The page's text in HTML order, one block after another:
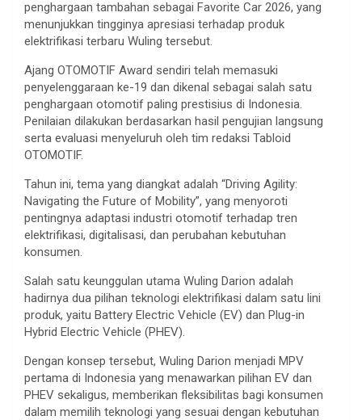
penghargaan tambahan sebagai Favorite Car 2026, yang
menunjukkan tingginya apresiasi terhadap produk
elektrifikasi terbaru Wuling tersebut.
Ajang OTOMOTIF Award sendiri telah memasuki
penyelenggaraan ke-19 dan dikenal sebagai salah satu
penghargaan otomotif paling prestisius di Indonesia.
Penilaian dilakukan berdasarkan hasil pengujian langsung
serta evaluasi menyeluruh oleh tim redaksi Tabloid
OTOMOTIF.
Tahun ini, tema yang diangkat adalah “Driving Agility:
Navigating the Future of Mobility”, yang menyoroti
pentingnya adaptasi industri otomotif terhadap tren
elektrifikasi, digitalisasi, dan perubahan kebutuhan
konsumen.
Salah satu keunggulan utama Wuling Darion adalah
hadirnya dua pilihan teknologi elektrifikasi dalam satu lini
produk, yaitu Battery Electric Vehicle (EV) dan Plug-in
Hybrid Electric Vehicle (PHEV).
Dengan konsep tersebut, Wuling Darion menjadi MPV
pertama di Indonesia yang menawarkan pilihan EV dan
PHEV sekaligus, memberikan fleksibilitas bagi konsumen
dalam memilih teknologi yang sesuai dengan kebutuhan